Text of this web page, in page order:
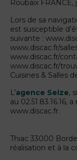
Roubaix
Lors de sa
est susceptible
suivante :
www.discac.fr/
www.discac.fr/
www.discac.fr/
Cuisines & Salles
L’agence Seize,
au
Thiac 33000
réalisation et à la